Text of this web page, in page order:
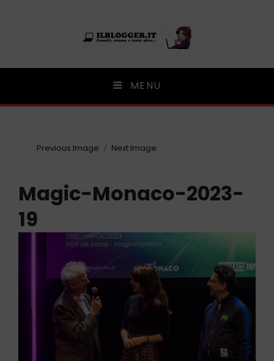
Ilblogger.it
Il portalino di blog | MENU
Previous Image Next Image
Magic-Monaco-2023-
19